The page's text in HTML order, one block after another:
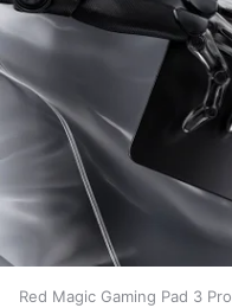
Red Magic Gaming Pad 3 Pro